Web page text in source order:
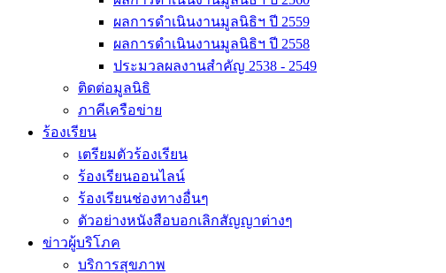
ผลการดำเนินงานมูลนิธิฯ ปี 2559
ผลการดำเนินงานมูลนิธิฯ ปี 2558
ประมวลผลงานสำคัญ 2538 - 2549
ติดต่อมูลนิธิ
ภาคีเครือข่าย
ร้องเรียน
เตรียมตัวร้องเรียน
ร้องเรียนออนไลน์
ร้องเรียนช่องทางอื่นๆ
ตัวอย่างหนังสือบอกเลิกสัญญาต่างๆ
ข่าวผู้บริโภค
บริการสุขภาพ